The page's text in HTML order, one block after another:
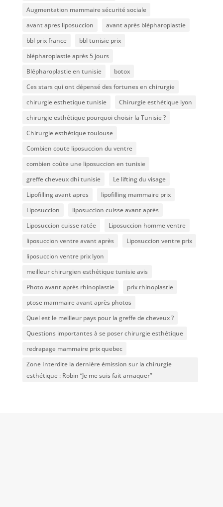
Augmentation mammaire sécurité sociale
avant apres liposuccion
avant après blépharoplastie
bbl prix france
bbl tunisie prix
blépharoplastie après 5 jours
Blépharoplastie en tunisie
botox
Ces stars qui ont dépensé des fortunes en chirurgie
chirurgie esthetique tunisie
Chirurgie esthétique lyon
chirurgie esthétique pourquoi choisir la Tunisie ?
Chirurgie esthétique toulouse
Combien coute liposuccion du ventre​
combien coûte une liposuccion en tunisie
greffe cheveux dhi tunisie
Le lifting du visage
Lipofilling avant apres
lipofilling mammaire prix
Liposuccion
liposuccion cuisse avant après
Liposuccion cuisse ratée
Liposuccion homme ventre
liposuccion ventre avant après
Liposuccion ventre prix
liposuccion ventre prix lyon
meilleur chirurgien esthétique tunisie avis
Photo avant après rhinoplastie
prix rhinoplastie
ptose mammaire avant après photos
Quel est le meilleur pays pour la greffe de cheveux ?
Questions importantes à se poser chirurgie esthétique
redrapage mammaire prix quebec
Zone Interdite la dernière émission sur la chirurgie
esthétique : Robin “Je me suis fait arnaquer”